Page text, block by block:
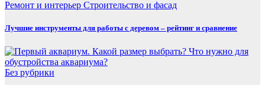
Ремонт и интерьер Строительство и фасад
Лучшие инструменты для работы с деревом – рейтинг и сравнение
Без рубрики